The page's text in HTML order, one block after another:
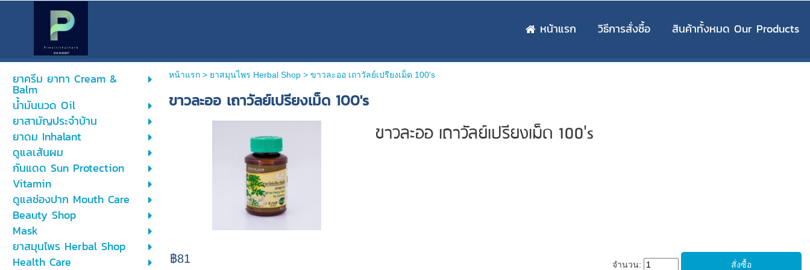
หน้าแรก วิธีการสั่งซื้อ สินค้าทั้งหมด Our Products
ยาครีม ยาทา Cream &
Balm
น้ำมันนวด Oil
ยาสามัญประจำบ้าน
ยาดม Inhalant
ดูแลเส้นผม
กันแดด Sun Protection
Vitamin
ดูแลช่องปาก Mouth Care
Beauty Shop
Mask
ยาสมุนไพร Herbal Shop
Health Care
หน้าแรก> ยาสมุนไพร Herbal Shop > ขาวละออ เถาวัลย์เปรียงเม็ด 100's
ขาวละออ เถาวัลย์เปรียงเม็ด 100's
ขาวละออ เถาวัลย์เปรียงเม็ด 100's
฿81 จำนวน: